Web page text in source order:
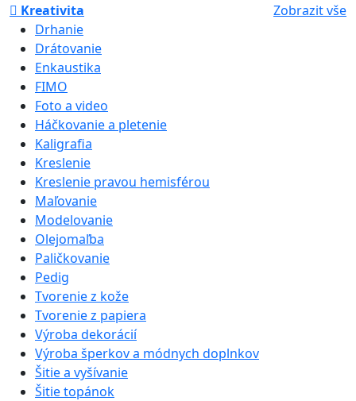
Kreativita
Zobrazit vše
Drhanie
Drátovanie
Enkaustika
FIMO
Foto a video
Háčkovanie a pletenie
Kaligrafia
Kreslenie
Kreslenie pravou hemisférou
Maľovanie
Modelovanie
Olejomaľba
Paličkovanie
Pedig
Tvorenie z kože
Tvorenie z papiera
Výroba dekorácií
Výroba šperkov a módnych doplnkov
Šitie a vyšívanie
Šitie topánok